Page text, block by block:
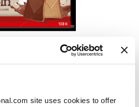
site uses cookies to offer
Wafers Sandwich